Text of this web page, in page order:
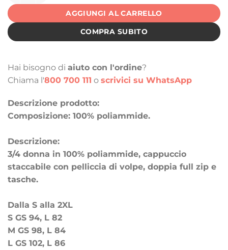
AGGIUNGI AL CARRELLO
COMPRA SUBITO
Hai bisogno di aiuto con l'ordine?
Chiama l'800 700 111 o scrivici su WhatsApp
Descrizione prodotto:
Composizione: 100% poliammide.
Descrizione:
3/4 donna in 100% poliammide, cappuccio
staccabile con pelliccia di volpe, doppia full zip e
tasche.
Dalla S alla 2XL
S GS 94, L 82
M GS 98, L 84
L GS 102, L 86